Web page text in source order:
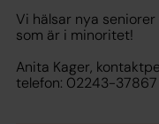
Vi hälsar nya
som är i minoritet!
Anita Kager,
telefon: 02243-37867